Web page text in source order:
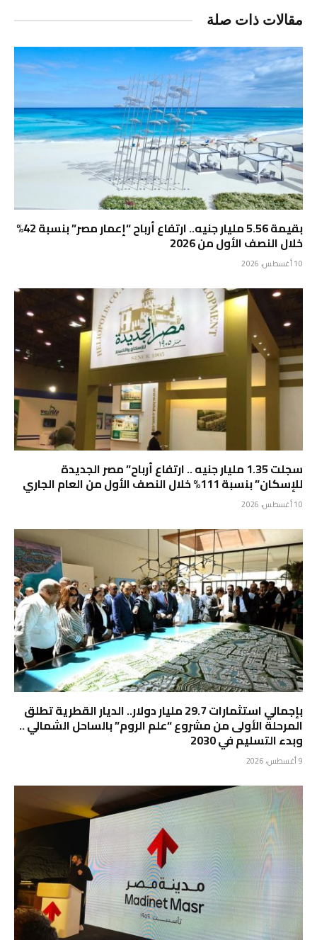
مقالات ذات صلة
بقيمة 5.56 مليار جنيه.. ارتفاع أرباح “إعمار مصر” بنسبة 42%
خلال النصف الأول من 2026
10 أغسطس، 2026
سجلت 1.35 مليار جنيه .. ارتفاع أرباح” مصر الجديدة
للإسكان” بنسبة 111% خلال النصف الأول من العام الجاري
10 أغسطس، 2026
بإجمالي استثمارات 29.7 مليار دولار.. الديار القطرية تطلق
المرحلة الأولى من مشروع “علم الروم” بالساحل الشمالي ..
وبدء التسليم في 2030
9 أغسطس، 2026